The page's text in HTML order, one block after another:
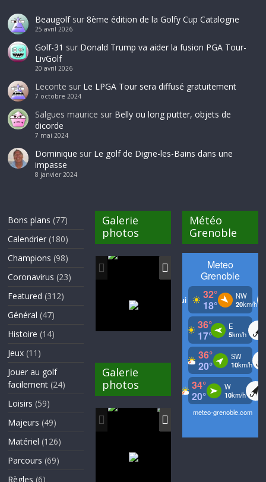
Beaugolfsur 8ème édition de la Golfy Cup Catalogne
25 avril 2026
Golf-31 sur Donald Trump va aider la fusion PGA Tour-
LivGolf
20 avril 2026
Leconte sur Le LPGA Tour sera diffusé gratuitement
7 octobre 2024
Salgues maurice sur Belly ou long putter, objets de
dicorde
7 mai 2024
Dominique sur Le golf de Digne-les-Bains dans une
impasse
8 janvier 2024
Bons plans (77)
Calendrier (180)
Champions (98)
Coronavirus (23)
Featured (312)
Général (47)
Histoire (14)
Jeux (11)
Jouer au golf
facilement (24)
Loisirs (59)
Majeurs (49)
Matériel (126)
Parcours (69)
Règles (6)
Galerie
photos
Galerie
photos
Météo
Grenoble